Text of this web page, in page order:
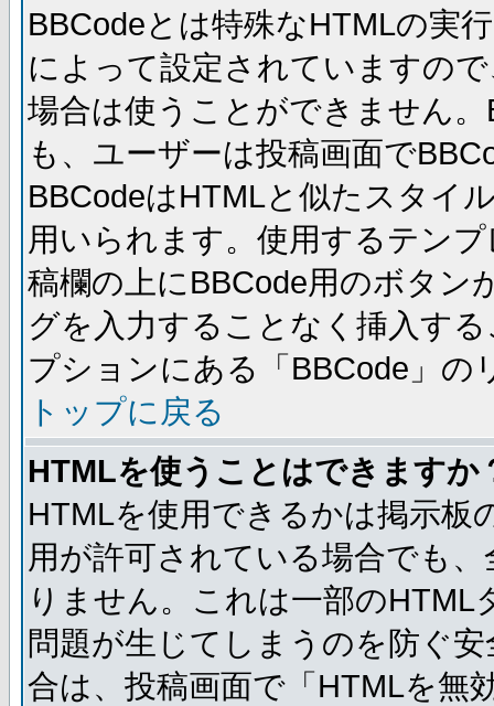
BBCodeとは特殊なHTMLの実
によって設定されていますの
場合は使うことができません
も、ユーザーは投稿画面で
BBCodeはHTMLと似たスタイ
用いられます。使用するテン
稿欄の上にBBCode用のボタン
グを入力することなく挿入す
プションにある「BBCode」
トップに戻る
HTMLを使うことはできますか
HTMLを使用できるかは掲示板
用が許可されている場合でも
りません。これは一部の
問題が生じてしまうのを防ぐ
合は、投稿画面で「HTMLを無